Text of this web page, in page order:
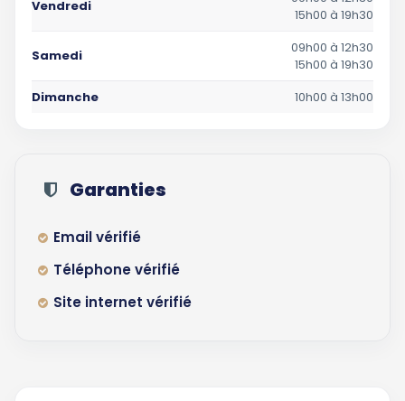
Vendredi
15h00 à 19h30
Samedi
09h00 à 12h30
15h00 à 19h30
Dimanche
10h00 à 13h00
Garanties
Email vérifié
Téléphone vérifié
Site internet vérifié